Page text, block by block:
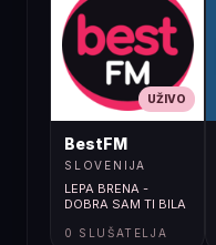
UŽIVO
BestFM
SLOVENIJA
LEPA BRENA -
DOBRA SAM TI BILA
0 SLUŠATELJA